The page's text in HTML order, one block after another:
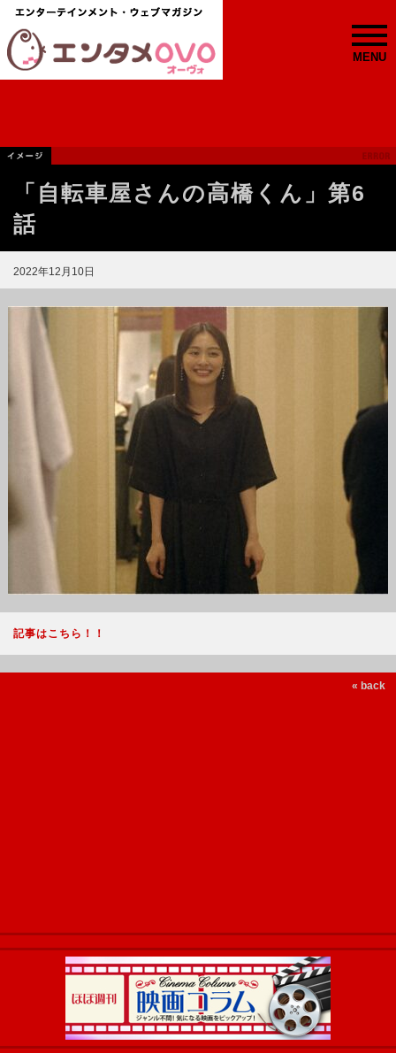
MENU
「自転車屋さんの高橋くん」第6
話
2022年12月10日
記事はこちら！！
« back